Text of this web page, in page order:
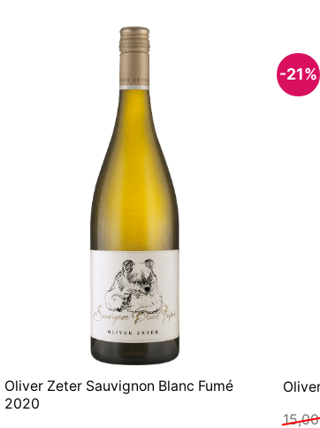
Oliver Zeter Sauvignon Blanc Fumé
2020
-21%